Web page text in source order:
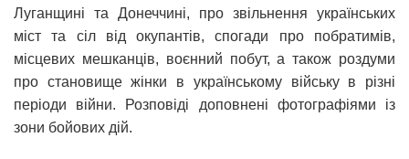
Луганщині та Донеччині, про звільнення українських
міст та сіл від окупантів, спогади про побратимів,
місцевих мешканців, воєнний побут, а також роздуми
про становище жінки в українському війську в різні
періоди війни. Розповіді доповнені фотографіями із
зони бойових дій.